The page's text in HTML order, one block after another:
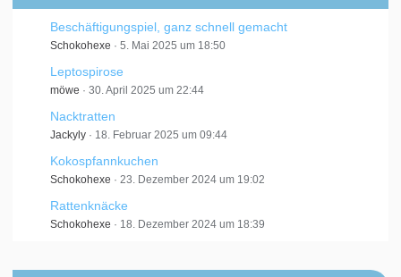
Beschäftigungspiel, ganz schnell gemacht
Schokohexe 5. Mai 2025 um 18:50
Leptospirose
möwe 30. April 2025 um 22:44
Nacktratten
Jackyly 18. Februar 2025 um 09:44
Kokospfannkuchen
Schokohexe 23. Dezember 2024 um 19:02
Rattenknäcke
Schokohexe 18. Dezember 2024 um 18:39